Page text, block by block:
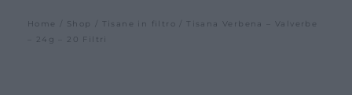
Offerte scuole e gruppi
Home Shop Tisane in filtro / Tisana Verbena – Valverbe
– 24g – 20 Filtri